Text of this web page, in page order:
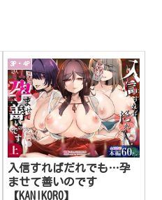
3P・4P
入信すればだれでも…孕
ませて善いのです
【KANIKORO】